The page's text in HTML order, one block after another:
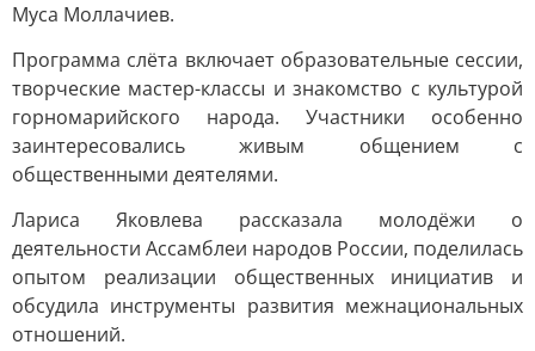
Муса Моллачиев.
Программа слёта включает образовательные сессии,
творческие мастер-классы и знакомство с культурой
горномарийского народа. Участники особенно
заинтересовались живым общением с
общественными деятелями.
Лариса Яковлева рассказала молодёжи о
деятельности Ассамблеи народов России, поделилась
опытом реализации общественных инициатив и
обсудила инструменты развития межнациональных
отношений.